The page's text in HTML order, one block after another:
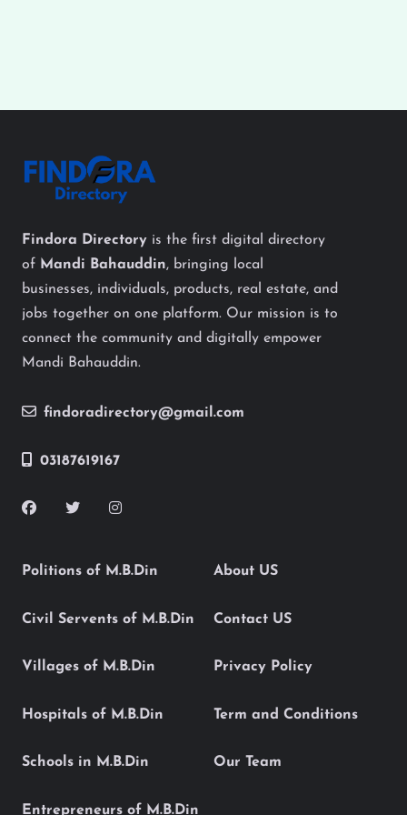
Findora Directory is the first digital directory
of Mandi Bahauddin, bringing local
businesses, individuals, products, real estate, and
jobs together on one platform. Our mission is to
connect the community and digitally empower
Mandi Bahauddin.
findoradirectory@gmail.com
03187619167
Politions of M.B.Din
Civil Servents of M.B.Din
Villages of M.B.Din
Hospitals of M.B.Din
Schools in M.B.Din
Entrepreneurs of M.B.Din
About US
Contact US
Privacy Policy
Term and Conditions
Our Team